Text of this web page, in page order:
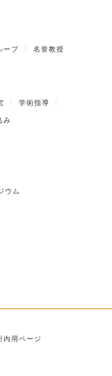
ープ 名誉教授
学術指導
み
ウム
内用ページ